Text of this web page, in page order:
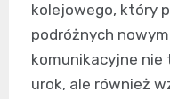
kolejowego, który
podróżnych
komunikacyjne nie
urok, ale również